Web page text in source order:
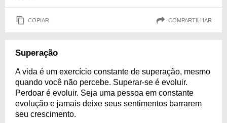
COPIAR COMPARTILHAR
Superação
A vida é um exercício constante de superação, mesmo
quando você não percebe. Superar-se é evoluir.
Perdoar é evoluir. Seja uma pessoa em constante
evolução e jamais deixe seus sentimentos barrarem
seu crescimento.